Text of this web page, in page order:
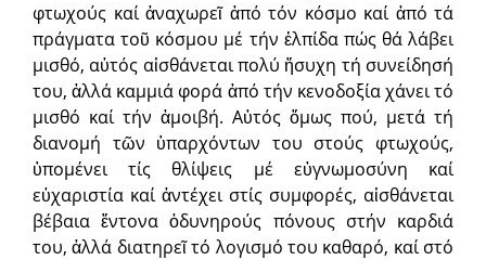
φτωχούς καί ἀναχωρεῖ ἀπό τόν κόσμο καί ἀπό τά
πράγματα τοῦ κόσμου μέ τήν ἐλπίδα πώς θά λάβει
μισθό, αὐτός αἰσθάνεται πολύ ἥσυχη τή συνείδησή
του, ἀλλά καμμιά φορά ἀπό τήν κενοδοξία χάνει τό
μισθό καί τήν ἀμοιβή. Αὐτός ὅμως πού, μετά τή
διανομή τῶν ὑπαρχόντων του στούς φτωχούς,
ὑπομένει τίς θλίψεις μέ εὐγνωμοσύνη καί
εὐχαριστία καί ἀντέχει στίς συμφορές, αἰσθάνεται
βέβαια ἔντονα ὀδυνηρούς πόνους στήν καρδιά
του, ἀλλά διατηρεῖ τό λογισμό του καθαρό, καί στό